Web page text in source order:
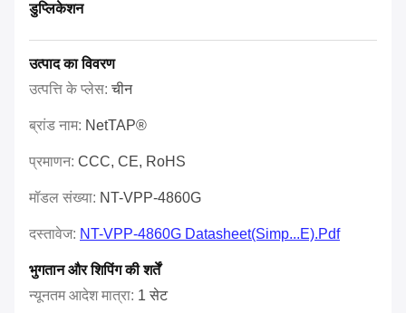
डुप्लिकेशन
उत्पाद का विवरण
उत्पत्ति के प्लेस:चीन
ब्रांड नाम: NetTAP®
प्रमाणन: CCC, CE, RoHS
मॉडल संख्या: NT-VPP-4860G
दस्तावेज: NT-VPP-4860G Datasheet(simp...e).pdf
भुगतान और शिपिंग की शर्तें
न्यूनतम आदेश मात्रा: 1 सेट